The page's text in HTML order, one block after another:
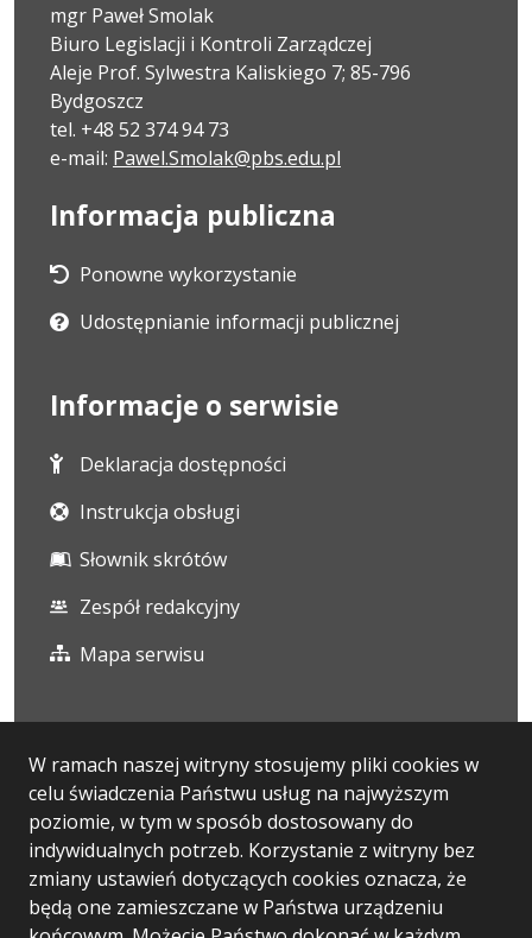
W ramach naszej witryny stosujemy pliki cookies w
celu świadczenia Państwu usług na najwyższym
poziomie, w tym w sposób dostosowany do
indywidualnych potrzeb. Korzystanie z witryny bez
zmiany ustawień dotyczących cookies oznacza, że
będą one zamieszczane w Państwa urządzeniu
mgr Paweł Smolak
Biuro Legislacji i Kontroli Zarządczej
Aleje Prof. Sylwestra Kaliskiego 7; 85-796
Bydgoszcz
tel. +48 52 374 94 73
e-mail: Pawel.Smolak@pbs.edu.pl
Informacja publiczna
Ponowne wykorzystanie
Udostępnianie informacji publicznej
Informacje o serwisie
Deklaracja dostępności
Instrukcja obsługi
Słownik skrótów
Zespół redakcyjny
Mapa serwisu
Statystyki oglądalności
Ostatnio dodane
Polityka prywatności